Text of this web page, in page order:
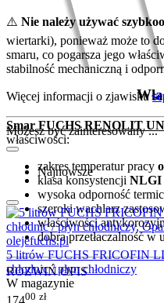
Smar FUCHS RENOLIT
właściwości:
zakres temperatur pracy
klasa konsystencji NLGI
wysoka odporność
szeroki wachlarz
właściwości
dobra przetłaczalność w
ROZWIŃ OPIS
⚠️ Nie należy używać
wiertarki), ponieważ może to
smaru, co pogarsza jego
stabilność mechaniczną i
Więcej informacji o zjawisku
Możesz być zainteresowany ...
Najnowsze
5 litrów FUCHS FRICOFIN
chłodnic / płyn chłodniczy
W magazynie
00 zł